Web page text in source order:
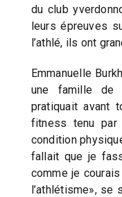
du club
leurs épreuves
l’athlé, ils ont
Emmanuelle
une famille de
pratiquait avant
fitness tenu
condition
fallait que je
comme je courais
l’athlétisme», se